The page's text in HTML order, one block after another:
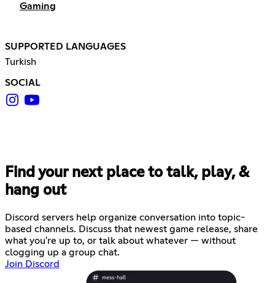
Gaming
SUPPORTED LANGUAGES
Turkish
SOCIAL
Find your next place to talk, play, &
hang out
Discord servers help organize conversation into topic-
based channels. Discuss that newest game release, share
what you're up to, or talk about whatever — without
clogging up a group chat.
Join Discord